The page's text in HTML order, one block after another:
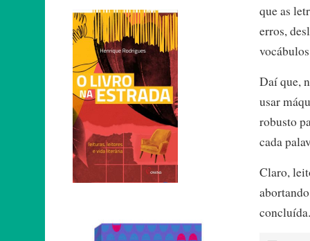
que as
erros,
Daí que,
usar
robusto
cada
Claro,